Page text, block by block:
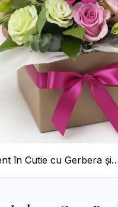
în Cutie cu Gerbera și
Roz